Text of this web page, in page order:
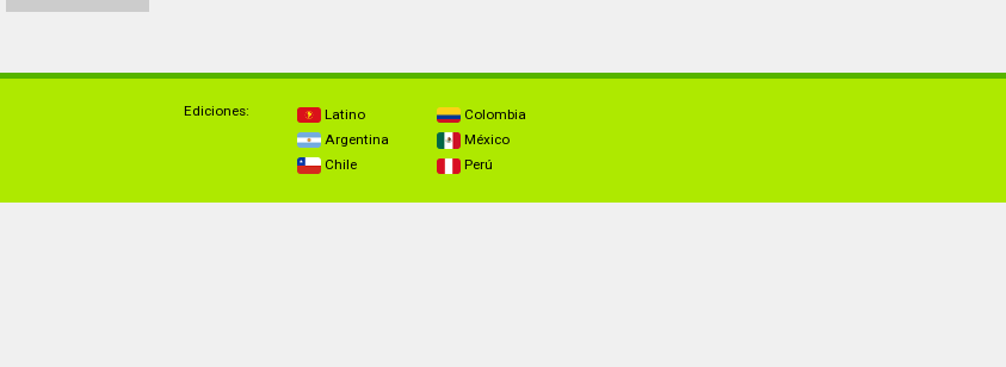
Ediciones:
Latino
Argentina
Chile
Colombia
México
Perú